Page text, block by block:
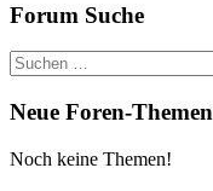
Forum Suche
Neue Foren-Themen
Noch keine Themen!